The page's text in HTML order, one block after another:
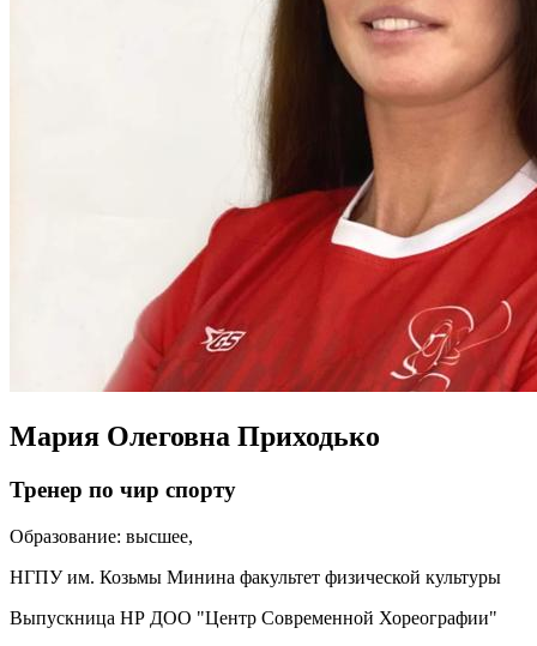
Мария Олеговна Приходько
Тренер по чир спорту
Образование: высшее,
НГПУ им. Козьмы Минина факультет физической культуры
Выпускница НР ДОО "Центр Современной Хореографии"